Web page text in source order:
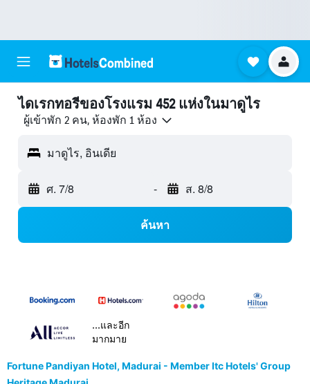
ไดเรกทอรีของโรงแรม 452 แห่งในมาดูไร
ผู้เข้าพัก 2 คน, ห้องพัก 1 ห้อง
มาดูไร, อินเดีย
ศ. 7/8 - ส. 8/8
ค้นหา
...และอีก
มากมาย
Fortune Pandiyan Hotel, Madurai - Member Itc Hotels' Group